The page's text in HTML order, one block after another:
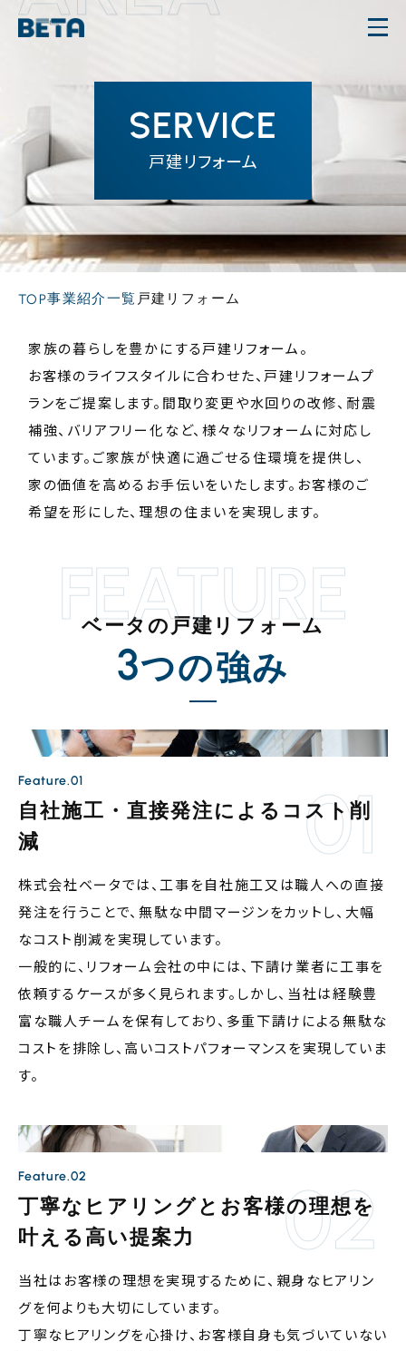
SERVICE
戸建リフォーム
TOP事業紹介一覧 戸建リフォーム
家族の暮らしを豊かにする戸建リフォーム。
お客様のライフスタイルに合わせた、戸建リフォームプ
ランをご提案します。間取り変更や水回りの改修、耐震
補強、バリアフリー化など、様々なリフォームに対応し
ています。ご家族が快適に過ごせる住環境を提供し、
家の価値を高めるお手伝いをいたします。お客様のご
希望を形にした、理想の住まいを実現します。
FEATURE
ベータの戸建リフォーム
3つの強み
Feature.01
自社施工・直接発注によるコスト削
減
株式会社ベータでは、工事を自社施工又は職人への直接
発注を行うことで、無駄な中間マージンをカットし、大幅
なコスト削減を実現しています。
一般的に、リフォーム会社の中には、下請け業者に工事を
依頼するケースが多く見られます。しかし、当社は経験豊
富な職人チームを保有しており、多重下請けによる無駄な
コストを排除し、高いコストパフォーマンスを実現していま
す。
Feature.02
丁寧なヒアリングとお客様の理想を
叶える高い提案力
当社はお客様の理想を実現するために、親身なヒアリン
グを何よりも大切にしています。
丁寧なヒアリングを心掛け、お客様自身も気づいていない